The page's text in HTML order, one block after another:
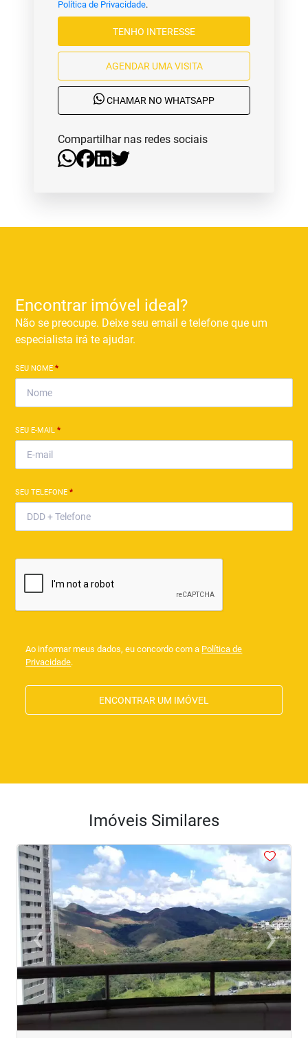
Política de Privacidade.
TENHO INTERESSE
AGENDAR UMA VISITA
CHAMAR NO WHATSAPP
Compartilhar nas redes sociais
Encontrar imóvel ideal?
Não se preocupe. Deixe seu email e telefone que um
especialista irá te ajudar.
SEU NOME*
SEU E-MAIL*
SEU TELEFONE*
Ao informar meus dados, eu concordo com a Política de
Privacidade.
ENCONTRAR UM IMÓVEL
Imóveis Similares
<<<<
‹Previous ›Next